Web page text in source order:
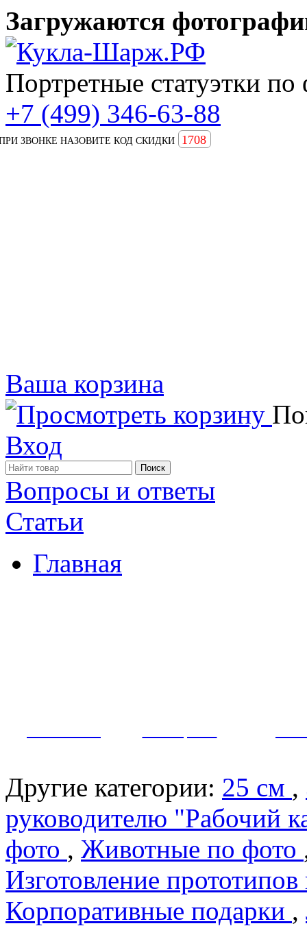
Загружаются
Портретные статуэтки по
+7 (499) 346-63-88
ЗВОНКЕ НАЗОВИТЕ КОД СКИДКИ 1708
Ваша корзина
Вход
Вопросы и ответы
Статьи
Главная
Другие категории: 25 см ,
руководителю "Рабочий
фото , Животные по фото
Изготовление
Корпоративные подарки ,